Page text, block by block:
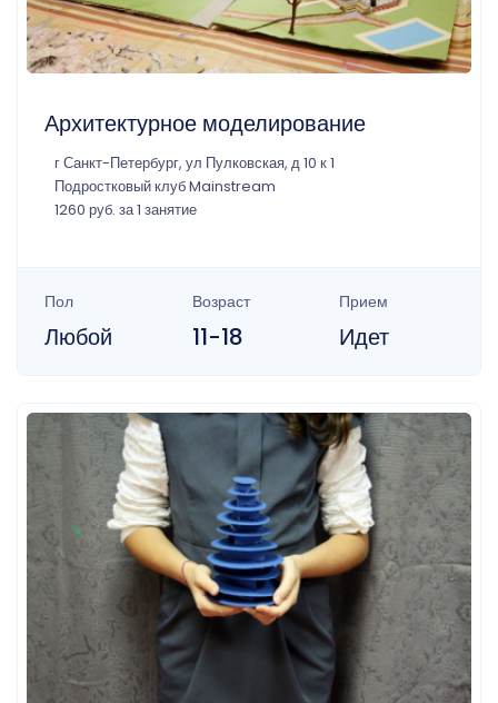
Архитектурное моделирование
г Санкт-Петербург, ул Пулковская, д 10 к 1
Подростковый клуб Mainstream
1260 руб. за 1 занятие
Пол
Любой
Возраст
11-18
Прием
Идет